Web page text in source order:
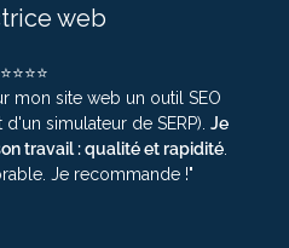
web
mon site web un outil SEO
simulateur de SERP). Je
travail : qualité et rapidité.
Je recommande !"